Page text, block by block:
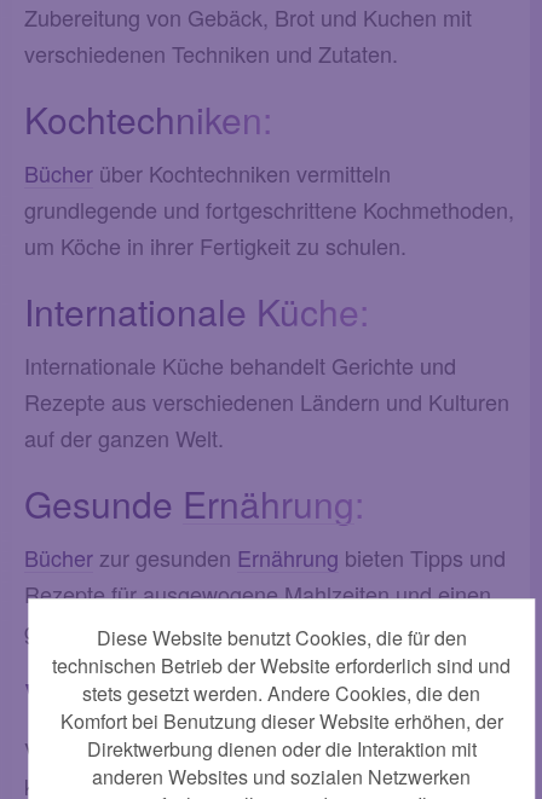
Zubereitung von Gebäck, Brot und Kuchen mit
verschiedenen Techniken und Zutaten.
Kochtechniken:
Bücher über Kochtechniken vermitteln
grundlegende und fortgeschrittene Kochmethoden,
um Köche in ihrer Fertigkeit zu schulen.
Internationale Küche:
Internationale Küche behandelt Gerichte und
Rezepte aus verschiedenen Ländern und Kulturen
auf der ganzen Welt.
Gesunde Ernährung:
Bücher zur gesunden Ernährung bieten Tipps und
Rezepte für ausgewogene Mahlzeiten und einen
gesundenLebensstil.
Vegetarisch und Vegan:
Vegetarische und vegane Kochbücher
konzentrieren sich auf pflanzlicheErnährung, mit
Diese Website benutzt Cookies, die für den
technischen Betrieb der Website erforderlich sind und
stets gesetzt werden. Andere Cookies, die den
Komfort bei Benutzung dieser Website erhöhen, der
Direktwerbung dienen oder die Interaktion mit
anderen Websites und sozialen Netzwerken